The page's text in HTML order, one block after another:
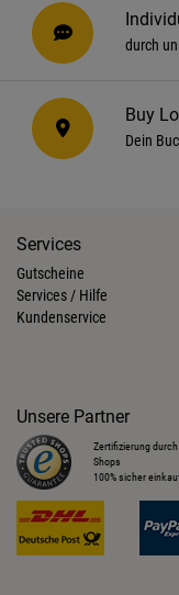
durch
Buy
Dein
Services
Gutscheine
Services / Hilfe
Kundenservice
Unsere Partner
Zertifizierung
Shops
100% sicher